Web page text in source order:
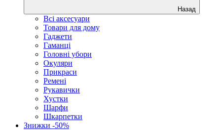
Назад
Всі аксесуари
Товари для дому
Гаджети
Гаманці
Головні убори
Окуляри
Прикраси
Ремені
Рукавички
Хустки
Шарфи
Шкарпетки
Знижки -50%